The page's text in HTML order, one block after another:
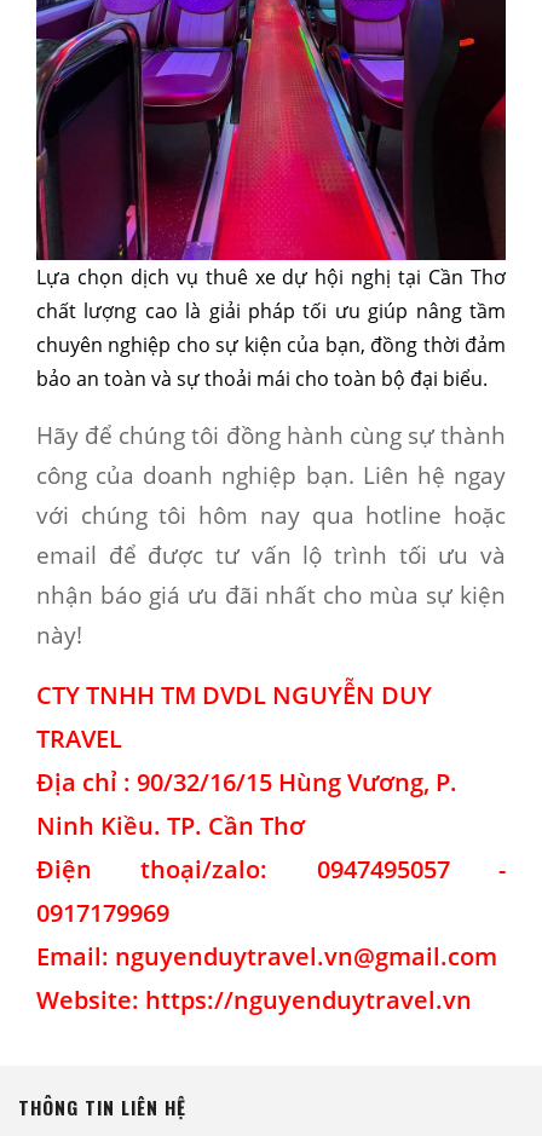
Lựa chọn dịch vụ thuê xe dự hội nghị tại Cần Thơ
chất lượng cao là giải pháp tối ưu giúp nâng tầm
chuyên nghiệp cho sự kiện của bạn, đồng thời đảm
bảo an toàn và sự thoải mái cho toàn bộ đại biểu.
Hãy để chúng tôi đồng hành cùng sự thành
công của doanh nghiệp bạn. Liên hệ ngay
với chúng tôi hôm nay qua hotline hoặc
email để được tư vấn lộ trình tối ưu và
nhận báo giá ưu đãi nhất cho mùa sự kiện
này!
CTY TNHH TM DVDL NGUYỄN DUY
TRAVEL
Địa chỉ : 90/32/16/15 Hùng Vương, P.
Ninh Kiều. TP. Cần Thơ
Điện thoại/zalo: 0947495057 -
0917179969
Email: nguyenduytravel.vn@gmail.com
Website: https://nguyenduytravel.vn
THÔNG TIN LIÊN HỆ